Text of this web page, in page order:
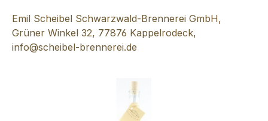
Emil Scheibel Schwarzwald-Brennerei GmbH,
Grüner Winkel 32, 77876 Kappelrodeck,
info@scheibel-brennerei.de